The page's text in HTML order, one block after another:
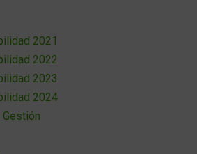
2021
2022
2023
2024